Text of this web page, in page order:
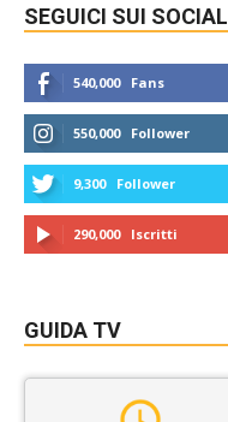
SEGUICI SUI SOCIAL
540,000 Fans
550,000 Follower
9,300 Follower
290,000 Iscritti
GUIDA TV